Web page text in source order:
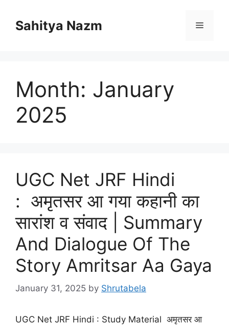
Sahitya Nazm
Month: January
2025
UGC Net JRF Hindi
: अमृतसर आ गया कहानी का
सारांश व संवाद | Summary
And Dialogue Of The
Story Amritsar Aa Gaya
January 31, 2025 by Shrutabela
UGC Net JRF Hindi : Study Material अमृतसर आ